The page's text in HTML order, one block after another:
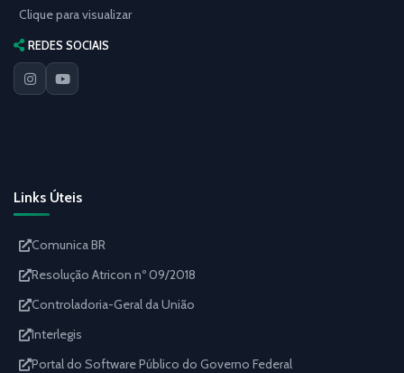
Clique para visualizar
REDES SOCIAIS
Links Úteis
Comunica BR
Resolução Atricon nº 09/2018
Controladoria-Geral da União
Interlegis
Portal do Software Público do Governo Federal